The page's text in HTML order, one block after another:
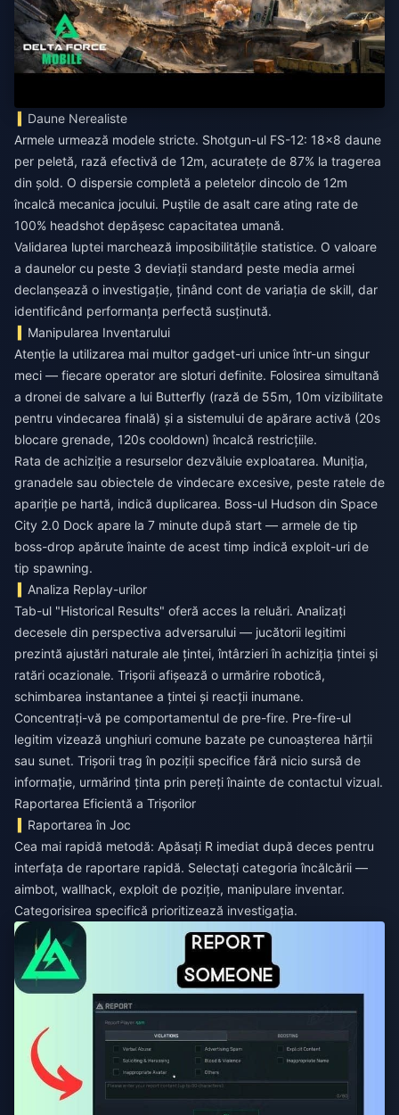
Daune Nerealiste
Armele urmează modele stricte. Shotgun-ul FS-12: 18×8 daune
per peletă, rază efectivă de 12m, acuratețe de 87% la tragerea
din șold. O dispersie completă a peletelor dincolo de 12m
încalcă mecanica jocului. Puștile de asalt care ating rate de
100% headshot depășesc capacitatea umană.
Validarea luptei marchează imposibilitățile statistice. O valoare
a daunelor cu peste 3 deviații standard peste media armei
declanșează o investigație, ținând cont de variația de skill, dar
identificând performanța perfectă susținută.
Manipularea Inventarului
Atenție la utilizarea mai multor gadget-uri unice într-un singur
meci — fiecare operator are sloturi definite. Folosirea simultană
a dronei de salvare a lui Butterfly (rază de 55m, 10m vizibilitate
pentru vindecarea finală) și a sistemului de apărare activă (20s
blocare grenade, 120s cooldown) încalcă restricțiile.
Rata de achiziție a resurselor dezvăluie exploatarea. Muniția,
granadele sau obiectele de vindecare excesive, peste ratele de
apariție pe hartă, indică duplicarea. Boss-ul Hudson din Space
City 2.0 Dock apare la 7 minute după start — armele de tip
boss-drop apărute înainte de acest timp indică exploit-uri de
tip spawning.
Analiza Replay-urilor
Tab-ul "Historical Results" oferă acces la reluări. Analizați
decesele din perspectiva adversarului — jucătorii legitimi
prezintă ajustări naturale ale țintei, întârzieri în achiziția țintei și
ratări ocazionale. Trișorii afișează o urmărire robotică,
schimbarea instantanee a țintei și reacții inumane.
Concentrați-vă pe comportamentul de pre-fire. Pre-fire-ul
legitim vizează unghiuri comune bazate pe cunoașterea hărții
sau sunet. Trișorii trag în poziții specifice fără nicio sursă de
informație, urmărind ținta prin pereți înainte de contactul vizual.
Raportarea Eficientă a Trișorilor
Raportarea în Joc
Cea mai rapidă metodă: Apăsați R imediat după deces pentru
interfața de raportare rapidă. Selectați categoria încălcării —
aimbot, wallhack, exploit de poziție, manipulare inventar.
Categorisirea specifică prioritizează investigația.